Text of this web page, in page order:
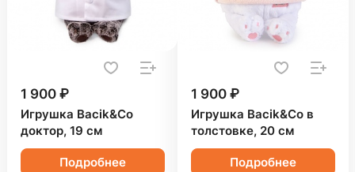
1 900 ₽
Игрушка Bacik&Co
доктор, 19 см
Подробнее
1 900 ₽
Игрушка Bacik&Co в
толстовке, 20 см
Подробнее